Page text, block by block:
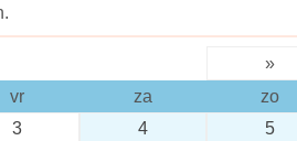
»
vr za
zo
3 4
5